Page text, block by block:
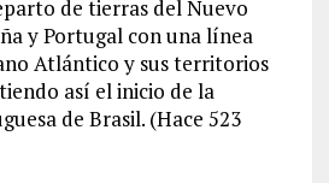
de tierras del Nuevo
y Portugal con una línea
Atlántico y sus territorios
así el inicio de la
de Brasil.(Hace 523